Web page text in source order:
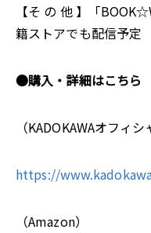
【そ の 他 】「
籍ストアでも配信予定
●購入・詳細はこちら
（KADOKAWAオフィシ
https://
（Amazon）